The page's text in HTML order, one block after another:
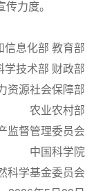
力度。
信息化部 教育部
学技术部 财政部
资源社会保障部
农业农村部
监督管理委员会
中国科学院
科学基金委员会